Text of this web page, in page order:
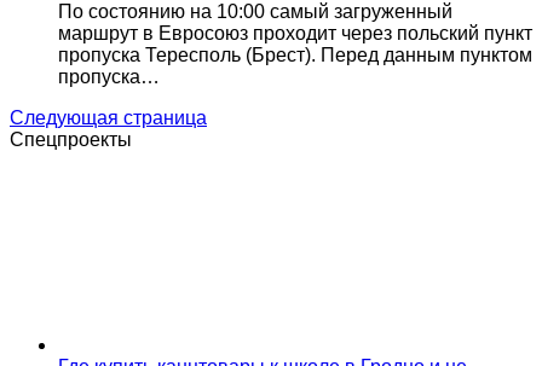
По состоянию на 10:00 самый загруженный
маршрут в Евросоюз проходит через польский пункт
пропуска Тересполь (Брест). Перед данным пунктом
пропуска…
Следующая страница
Спецпроекты